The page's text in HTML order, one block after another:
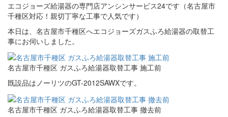
エコジョーズ給湯器の専門店アンシンサービス24です（名古屋市
千種区対応！親切丁寧な工事で人気です）
本日は、名古屋市千種区へエコジョーズガスふろ給湯器の取替工
事にお伺いしました。
名古屋市千種区 ガスふろ給湯器取替工事 施工前
既設品はノーリツのGT-2012SAWXです。
名古屋市千種区 ガスふろ給湯器取替工事 撤去前